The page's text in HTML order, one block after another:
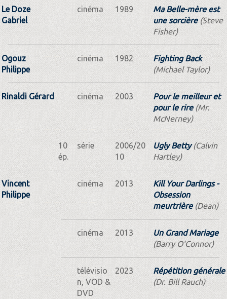
Le Doze
Gabriel
cinéma 1989
Ma Belle-mère est
une sorcière(Steve
Fisher)
Ogouz
Philippe
cinéma 1982
Fighting Back
(Michael Taylor)
Rinaldi Gérard cinéma 2003
Pour le meilleur et
pour le rire(Mr.
McNerney)
10
ép.
série
2006/20
10
Ugly Betty(Calvin
Hartley)
Vincent
Philippe
cinéma 2013
Kill Your Darlings -
Obsession
meurtrière(Dean)
cinéma 2013
Un Grand Mariage
(Barry O'Connor)
télévisio
n, VOD &
DVD
2023
Répétition générale
(Dr. Bill Rauch)